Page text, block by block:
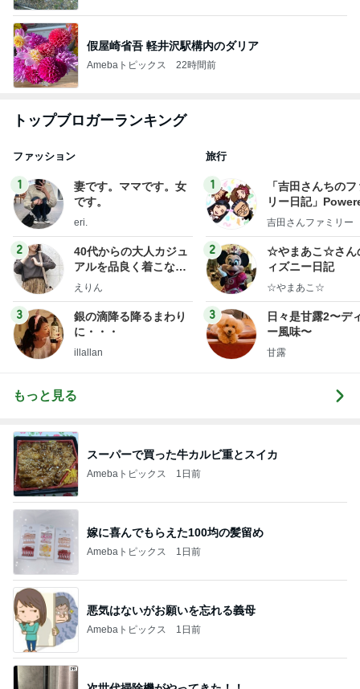
假屋崎省吾 軽井沢駅構内のダリア
Amebaトピックス 22時間前
トップブロガーランキング
ファッション
1
妻です。ママです。女
です。
eri.
2
40代からの大人カジュ
アルを品良く着こなす
ファッションブログ
えりん
3
銀の滴降る降るまわり
に・・・
illallan
旅行
1
「吉田さんちの
リー日記」
y Ameba 吉田さ
ログ
吉田さんファミリー
2
☆やまあこ☆さん
ィズニー日記
☆やまあこ☆
3
日々是甘露2〜デ
ー風味〜
甘露
もっと見る
スーパーで買った牛カルビ重とスイカ
Amebaトピックス 1日前
嫁に喜んでもらえた100均の髪留め
Amebaトピックス 1日前
悪気はないがお願いを忘れる義母
Amebaトピックス 1日前